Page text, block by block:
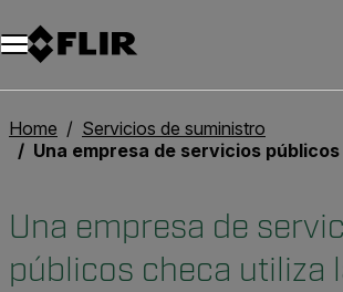
Unread messages
Modelo
Eliminar
artículos
artículo
Añadir al carro
Añadido al carro
Home
Servicios de suministro
Una empresa de servicios públicos checa utiliza la cámara de visualización óptica de imágenes gas FLIR GF306 para detectar fugas
Una empresa de
públicos checa utiliza